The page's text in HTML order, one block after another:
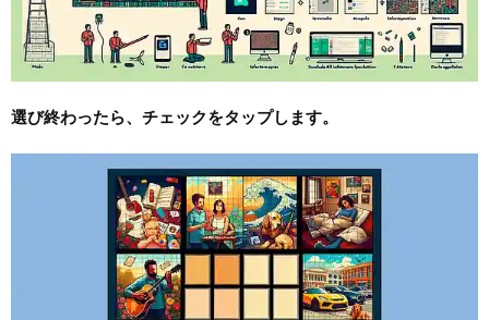
選び終わったら、チェックをタップします。